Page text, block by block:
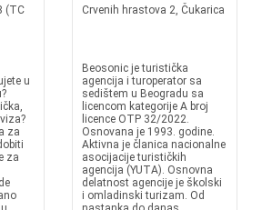
(TC
u
za
za
Crvenih hrastova 2, Čukarica
Beosonic je turistička
agencija i turoperator sa
sedištem u Beogradu sa
licencom kategorije A broj
licence OTP 32/2022.
Osnovana je 1993. godine.
Aktivna je članica nacionalne
asocijacije turističkih
agencija (YUTA). Osnovna
delatnost agencije je školski
i omladinski turizam. Od